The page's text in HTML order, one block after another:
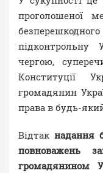
проголошеної
підконтрольну
чергою,
Конституції
громадянин
права в будь-
Відтак надання
повноважень
громадянином